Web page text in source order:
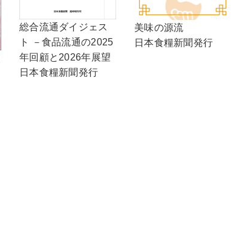
総合流通ダイジェス
ト －食品流通の2025
年回顧と2026年展望
日本食糧新聞発行
美味の源流
日本食糧新聞発行